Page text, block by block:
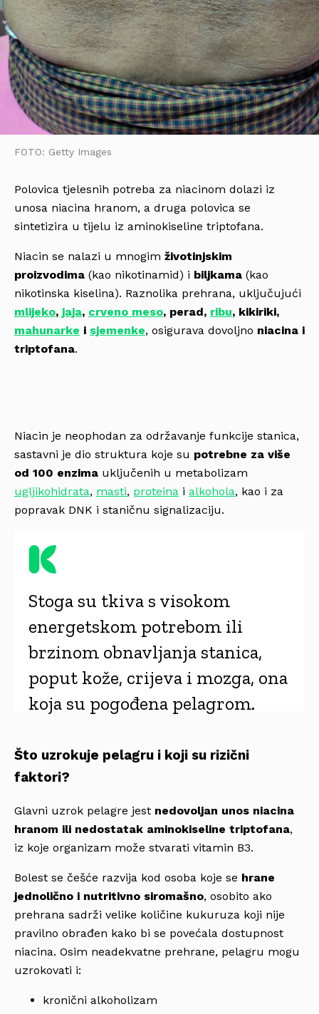
FOTO: Getty Images
Polovica tjelesnih potreba za niacinom dolazi iz
unosa niacina hranom, a druga polovica se
sintetizira u tijelu iz aminokiseline triptofana.
Niacin se nalazi u mnogim životinjskim
proizvodima (kao nikotinamid) i biljkama (kao
nikotinska kiselina). Raznolika prehrana, uključujući
mlijeko, jaja, crveno meso, perad, ribu, kikiriki,
mahunarke i sjemenke, osigurava dovoljno niacina i
triptofana.
Niacin je neophodan za održavanje funkcije stanica,
sastavni je dio struktura koje su potrebne za više
od 100 enzima uključenih u metabolizam
ugljikohidrata, masti, proteina i alkohola, kao i za
popravak DNK i staničnu signalizaciju.
Stoga su tkiva s visokom
energetskom potrebom ili
brzinom obnavljanja stanica,
poput kože, crijeva i mozga, ona
koja su pogođena pelagrom.
Što uzrokuje pelagru i koji su rizični
faktori?
Glavni uzrok pelagre jest nedovoljan unos niacina
hranom ili nedostatak aminokiseline triptofana,
iz koje organizam može stvarati vitamin B3.
Bolest se češće razvija kod osoba koje se hrane
jednolično i nutritivno siromašno, osobito ako
prehrana sadrži velike količine kukuruza koji nije
pravilno obrađen kako bi se povećala dostupnost
niacina. Osim neadekvatne prehrane, pelagru mogu
uzrokovati i:
kronični alkoholizam